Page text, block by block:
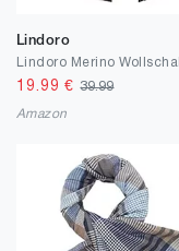
Lindoro
19.99 €39.99
Amazon